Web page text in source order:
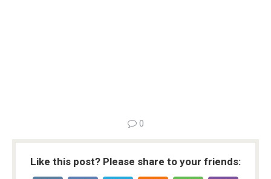
0
Like this post? Please share to your friends: